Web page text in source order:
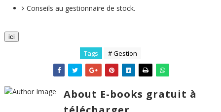
Conseils au gestionnaire de stock.
ici
Tags # Gestion
About E-books gratuit à